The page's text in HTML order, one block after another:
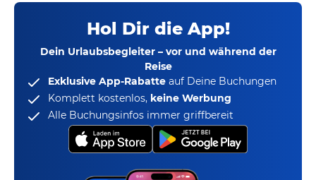
Hol Dir die App!
Dein Urlaubsbegleiter – vor und während der
Reise
Exklusive App-Rabatte auf Deine Buchungen
Komplett kostenlos, keine Werbung
Alle Buchungsinfos immer griffbereit